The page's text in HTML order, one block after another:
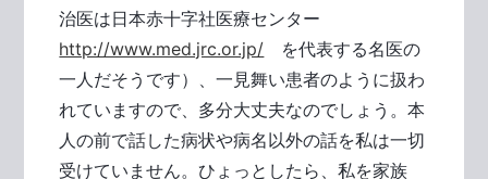
治医は日本赤十字社医療センター
http://www.med.jrc.or.jp/ を代表する名医の
一人だそうです）、一見舞い患者のように扱わ
れていますので、多分大丈夫なのでしょう。本
人の前で話した病状や病名以外の話を私は一切
受けていません。ひょっとしたら、私を家族